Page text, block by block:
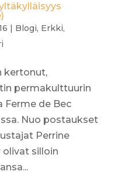
Blogi, Erkki,
kertonut,
permakulttuurin
Ferme de Bec
Nuo postaukset
Perrine
olivat silloin